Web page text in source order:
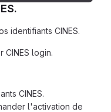
identifiants CINES.
CINES login.
CINES.
l'activation de